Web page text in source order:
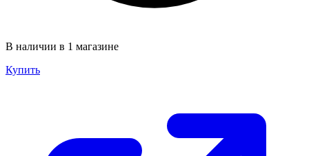
В наличии в 1 магазине
Купить